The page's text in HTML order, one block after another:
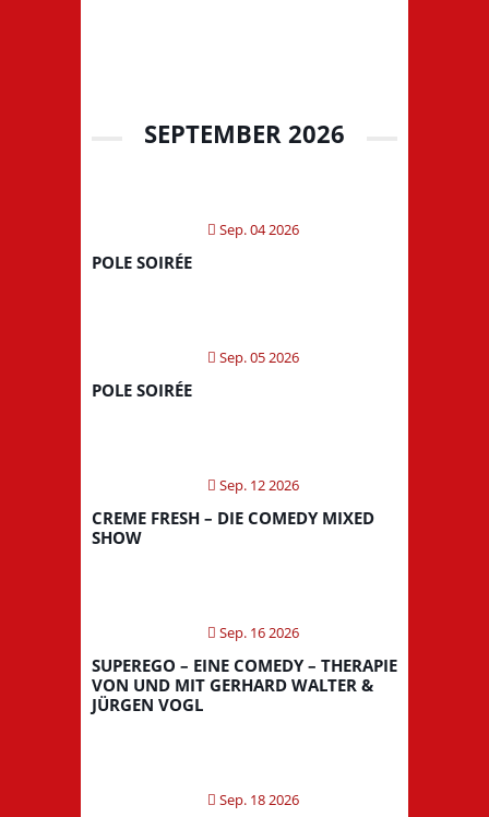
SEPTEMBER 2026
Sep. 04 2026
POLE SOIRÉE
Sep. 05 2026
POLE SOIRÉE
Sep. 12 2026
CREME FRESH – DIE COMEDY MIXED
SHOW
Sep. 16 2026
SUPEREGO – EINE COMEDY – THERAPIE
VON UND MIT GERHARD WALTER &
JÜRGEN VOGL
Sep. 18 2026